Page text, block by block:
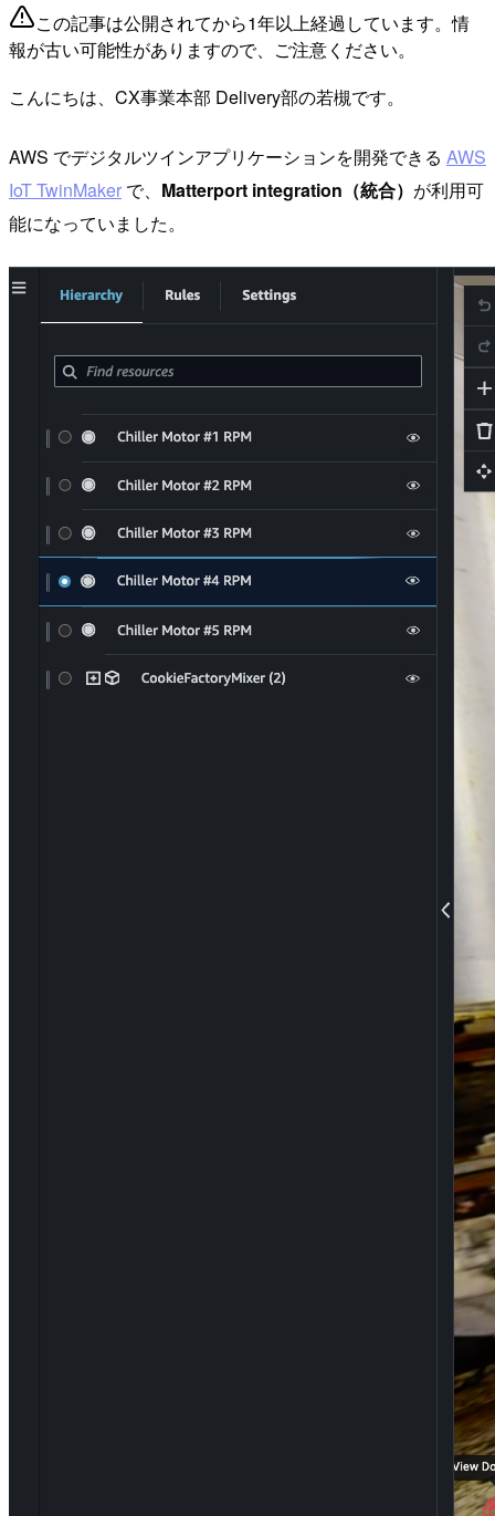
この記事は公開されてから1年以上経過しています。情
報が古い可能性がありますので、ご注意ください。
こんにちは、CX事業本部 Delivery部の若槻です。
AWS でデジタルツインアプリケーションを開発できる AWS
IoT TwinMaker で、 Matterport integration（統合） が利用可
能になっていました。